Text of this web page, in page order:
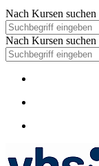
Nach Kursen suchen
Nach Kursen suchen